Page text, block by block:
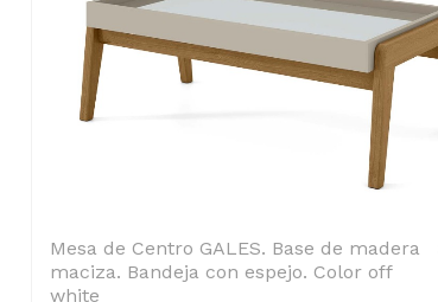
Mesa de Centro GALES. Base de madera
maciza. Bandeja con espejo. Color off
white